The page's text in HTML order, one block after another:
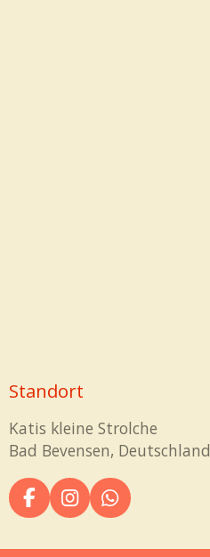
Standort
Katis kleine Strolche
Bad Bevensen, Deutschland
F
a
I
n
W
h